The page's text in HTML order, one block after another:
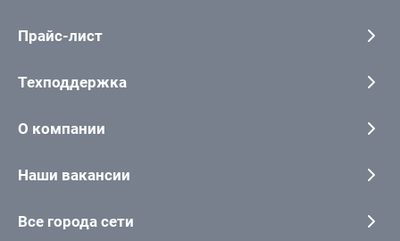
Прайс-лист
Техподдержка
О компании
Наши вакансии
Все города сети